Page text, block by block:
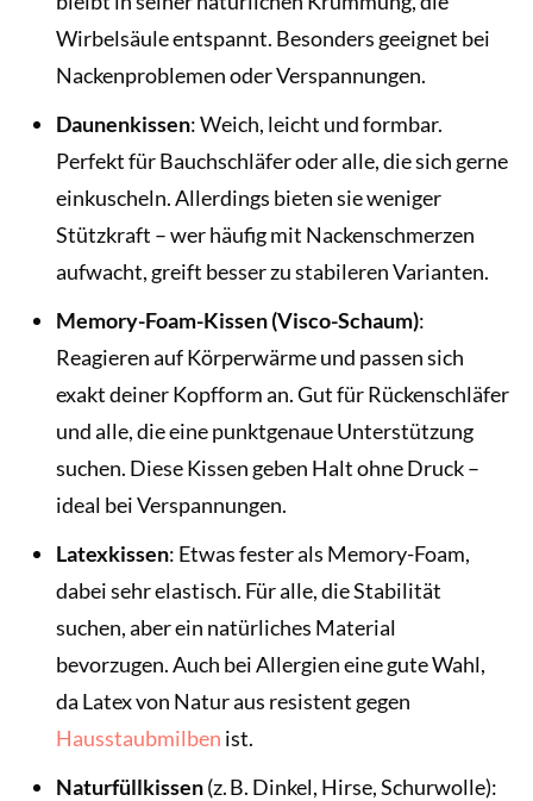
Wirbelsäule entspannt. Besonders geeignet bei
Nackenproblemen oder Verspannungen.
Daunenkissen: Weich, leicht und formbar.
Perfekt für Bauchschläfer oder alle, die sich gerne
einkuscheln. Allerdings bieten sie weniger
Stützkraft – wer häufig mit Nackenschmerzen
aufwacht, greift besser zu stabileren Varianten.
Memory-Foam-Kissen (Visco-Schaum):
Reagieren auf Körperwärme und passen sich
exakt deiner Kopfform an. Gut für Rückenschläfer
und alle, die eine punktgenaue Unterstützung
suchen. Diese Kissen geben Halt ohne Druck –
ideal bei Verspannungen.
Latexkissen: Etwas fester als Memory-Foam,
dabei sehr elastisch. Für alle, die Stabilität
suchen, aber ein natürliches Material
bevorzugen. Auch bei Allergien eine gute Wahl,
da Latex von Natur aus resistent gegen
Hausstaubmilben ist.
Naturfüllkissen(z. B. Dinkel, Hirse, Schurwolle):